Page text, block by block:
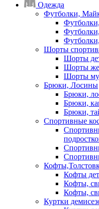
Одежда
Футболки,
Шорты
Шорты
Шорты
Шорты
Брюки, Лосины
Брюки,
Брюки,
Брюки,
Спортивные
Кофты
Кофты,
Кофты,
Куртки